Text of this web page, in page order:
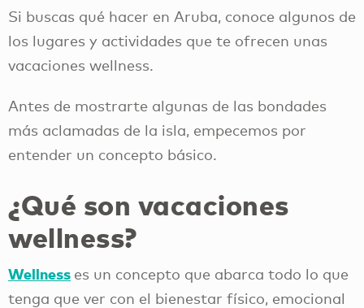
Si buscas qué hacer en Aruba, conoce algunos de
los lugares y actividades que te ofrecen unas
vacaciones wellness.
Antes de mostrarte algunas de las bondades
más aclamadas de la isla, empecemos por
entender un concepto básico.
¿Qué son vacaciones
wellness?
Wellness es un concepto que abarca todo lo que
tenga que ver con el bienestar físico, emocional